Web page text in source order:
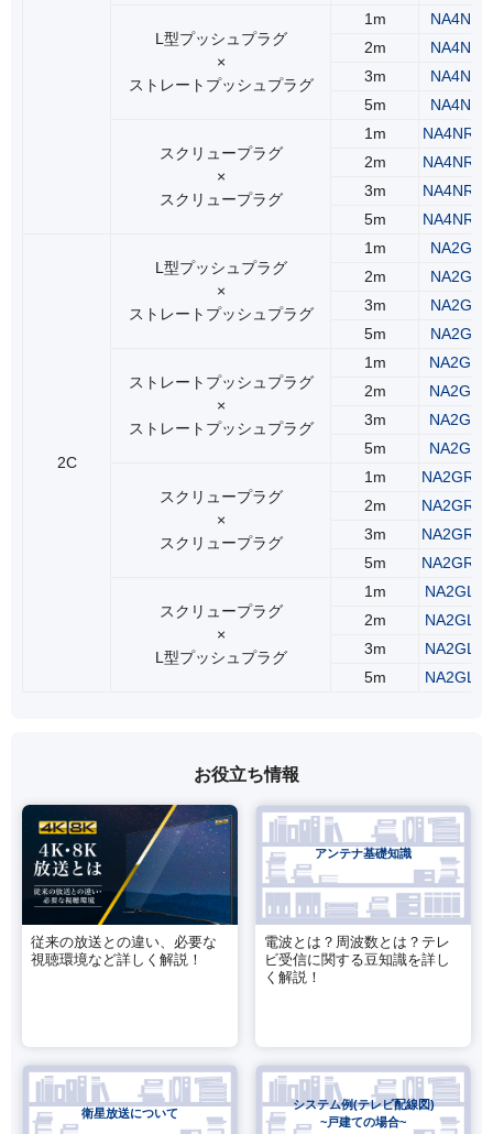
L型プッシュプラグ
×
ストレートプッシュプラグ
1m
2m
3m
5m
スクリュープラグ
×
スクリュープラグ
1m
2m
3m
5m
2C
L型プッシュプラグ
×
ストレートプッシュプラグ
1m
2m
3m
5m
ストレートプッシュプラグ
×
ストレートプッシュプラグ
1m
2m
3m
5m
スクリュープラグ
×
スクリュープラグ
1m
2m
3m
5m
スクリュープラグ
×
L型プッシュプラグ
1m
2m
3m
5m
お役立ち情報
従来の放送との違い、必要な
視聴環境など詳しく解説！
アンテナ基礎知識
電波とは？周波数とは？テレ
ビ受信に関する豆知識を詳し
く解説！
衛星放送について
システム例(テレビ配線図)
~戸建ての場合~